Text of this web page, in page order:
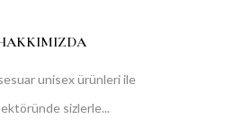
unisex ürünleri ile
sizlerle...